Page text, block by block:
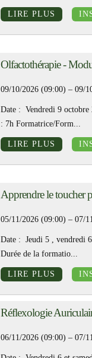
LIRE PLUS
Olfactothérapie -
09/10/2026 (09:00) – 09/
Date : Vendredi 9
: 7h Formatrice/Form...
LIRE PLUS
Apprendre le toucher
05/11/2026 (09:00) – 07/
Date : Jeudi 5 , vendredi
Durée de la formatio...
LIRE PLUS
Réflexologie
06/11/2026 (09:00) – 07/